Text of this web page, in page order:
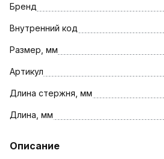
Бренд
Внутренний код
Размер, мм
Артикул
Длина стержня, мм
Длина, мм
Описание